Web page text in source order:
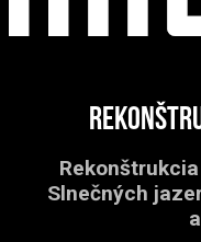
Slnečných